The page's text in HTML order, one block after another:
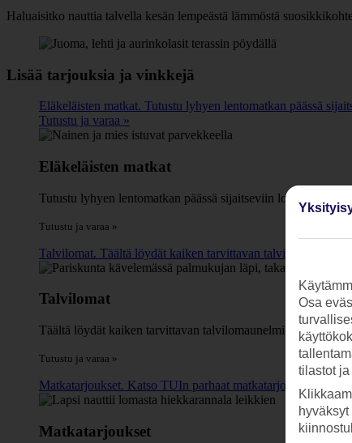
Haluaisitko nauttia talvella kesän lempeästä lämmöstä
Lisää tarjouksia ja vinkkejä
Eläkeläisten matkat. Tutustu lyhyen lentomatkan päässä
Tutustu ja varaa »
Eläkeläisten matkat
Tutustu lyhyen lentomatkan päässä sijaitseviin
Tutustu ja varaa »
Talvilomat. Täältä löydät kaiken tarvittavan
Talvilomat
Täältä löydät kaiken tarvittavan talvilomaunelmien
Tutustu ja varaa »
Matkatarjoukset. Katso TUIn parhaat matkatarjoukset ja
Matkatarjoukset
Osa
tilastot